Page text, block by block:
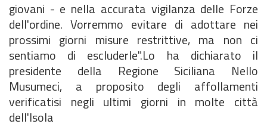
giovani - e nella accurata vigilanza delle Forze
dell'ordine. Vorremmo evitare di adottare nei
prossimi giorni misure restrittive, ma non ci
sentiamo di escluderle".Lo ha dichiarato il
presidente della Regione Siciliana Nello
Musumeci, a proposito degli affollamenti
verificatisi negli ultimi giorni in molte città
dell'Isola